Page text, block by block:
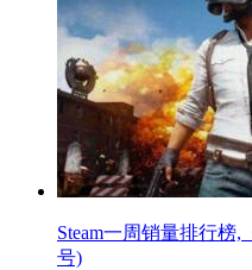
Steam一周销量排行榜
号)